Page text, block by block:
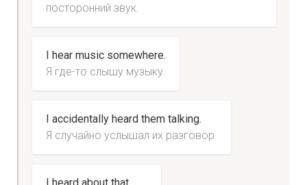
посторонний звук.
I hear music somewhere.
Я где-то слышу музыку.
I accidentally heard them talking.
Я случайно услышал их разговор.